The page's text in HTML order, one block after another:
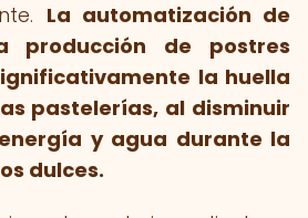
La automatización de
producción de postres
la huella
pastelerías, al disminuir
y agua durante la
dulces.